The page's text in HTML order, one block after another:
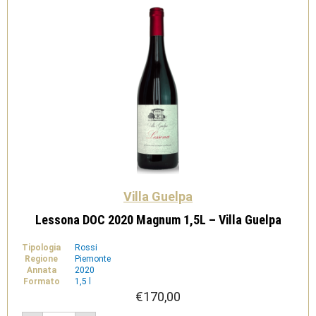
Villa Guelpa
Lessona DOC 2020 Magnum 1,5L – Villa Guelpa
Tipologia
Rossi
Regione
Piemonte
Annata
2020
Formato
1,5 l
€170,00